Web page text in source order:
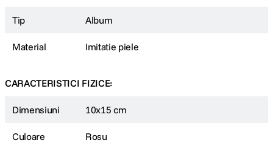
Tip Album
Material Imitatie piele
CARACTERISTICI FIZICE:
Dimensiuni 10x15 cm
Culoare Rosu